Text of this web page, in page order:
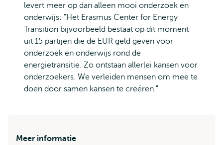
levert meer op dan alleen mooi onderzoek en
onderwijs: "Het Erasmus Center for Energy
Transition bijvoorbeeld bestaat op dit moment
uit 15 partijen die de EUR geld geven voor
onderzoek en onderwijs rond de
energietransitie. Zo ontstaan allerlei kansen voor
onderzoekers. We verleiden mensen om mee te
doen door samen kansen te creëren."
Meer informatie